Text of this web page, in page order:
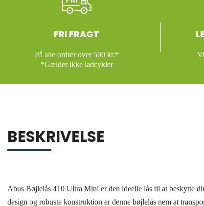
FRI FRAGT
På alle ordrer over 500 kr.*
*Gælder ikke ladcykler
BESKRIVELSE
Abus Bøjlelås 410 Ultra Mini er den ideelle lås til at beskytte
design og robuste konstruktion er denne bøjlelås nem at